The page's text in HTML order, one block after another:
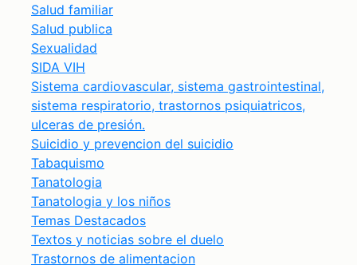
Salud familiar
Salud publica
Sexualidad
SIDA VIH
Sistema cardiovascular, sistema gastrointestinal,
sistema respiratorio, trastornos psiquiatricos,
ulceras de presión.
Suicidio y prevencion del suicidio
Tabaquismo
Tanatologia
Tanatologia y los niños
Temas Destacados
Textos y noticias sobre el duelo
Trastornos de alimentacion